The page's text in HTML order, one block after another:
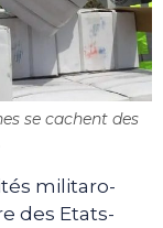
se cachent des
militaro-
des Etats-